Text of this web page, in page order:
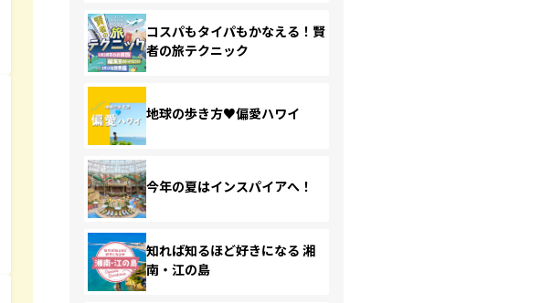
コスパもタイパもかなえる！賢
者の旅テクニック
地球の歩き方♥偏愛ハワイ
今年の夏はインスパイアへ！
知れば知るほど好きになる 湘
南・江の島